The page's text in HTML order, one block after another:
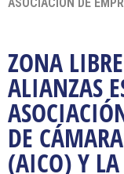
ZONA
ALIANZAS
DE
(AICO) Y